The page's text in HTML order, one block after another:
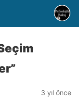
3 yıl önce